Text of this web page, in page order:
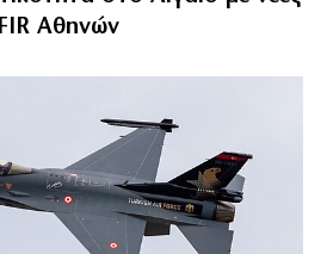
Αθηνών